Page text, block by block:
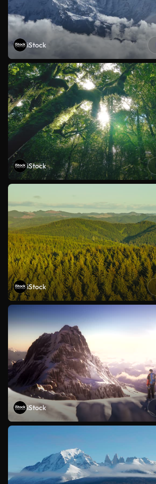
iStock
iStock
iStock
iStock